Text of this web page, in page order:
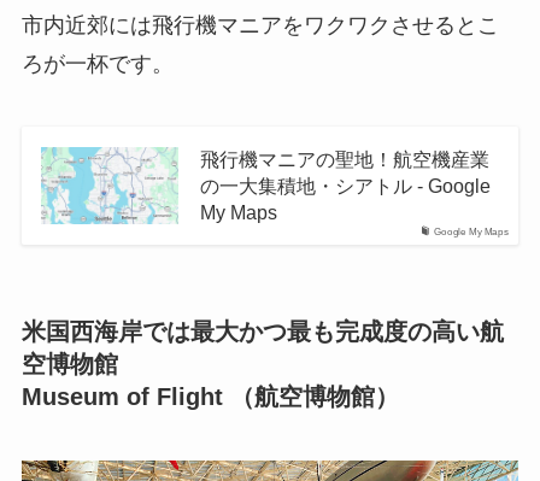
市内近郊には飛行機マニアをワクワクさせるとこ
ろが一杯です。
Google My Maps
飛行機マニアの聖地！航空機産業
の一大集積地・シアトル - Google
My Maps
米国西海岸では最大かつ最も完成度の高い航
空博物館
Museum of Flight （航空博物館）